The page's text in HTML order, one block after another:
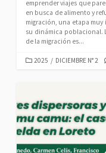
emprender viajes que
en busca de alimento y
migración, una etapa muy
su dinámica poblacional.
de la migración es...
CATEGORIES
2025 / DICIEMBRE N° 2